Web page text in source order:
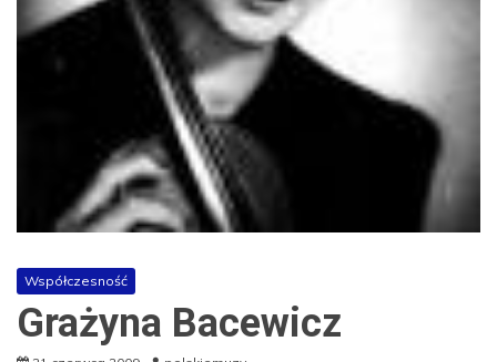
Współczesność
Grażyna Bacewicz